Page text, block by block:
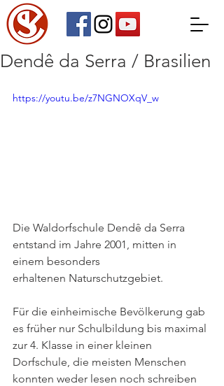
Dendê da Serra / Brasilien
https://youtu.be/z7NGNOXqV_w
Die Waldorfschule Dendê da Serra
entstand im Jahre 2001, mitten in
einem besonders
erhaltenen Naturschutzgebiet.
Für die einheimische Bevölkerung gab
es früher nur Schulbildung bis maximal
zur 4. Klasse in einer kleinen
Dorfschule, die meisten Menschen
konnten weder lesen noch schreiben